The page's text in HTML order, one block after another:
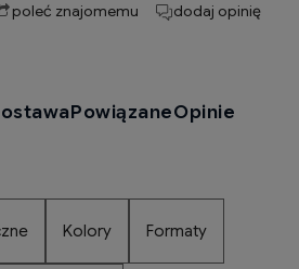
poleć znajomemu dodaj opinię
PowiązaneOpinie
Kolory Formaty